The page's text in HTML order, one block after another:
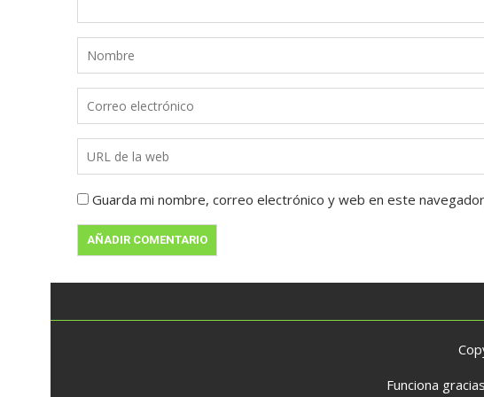
Guarda mi nombre, correo electrónico y web en este
Funciona